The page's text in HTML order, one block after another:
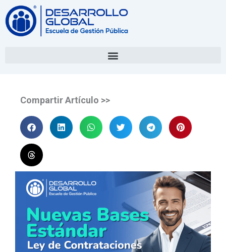
Compartir Artículo >>